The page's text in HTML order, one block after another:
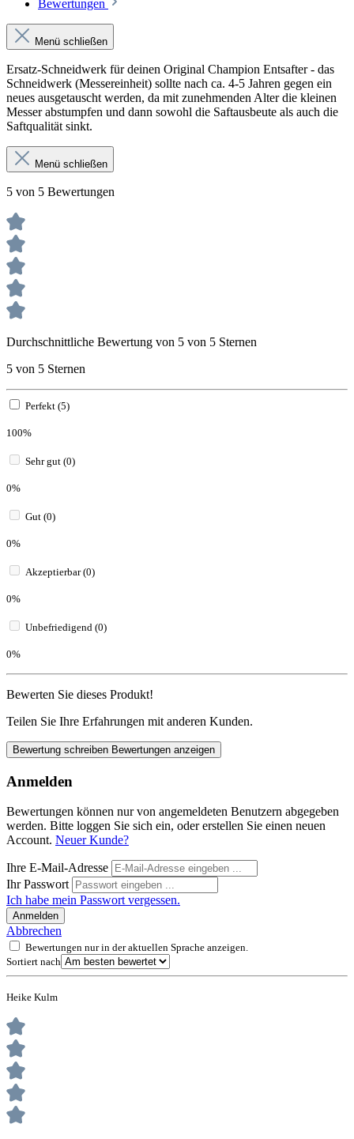
Bewertungen
Menü schließen
Ersatz-Schneidwerk für deinen Original Champion Entsafter - das
Schneidwerk (Messereinheit) sollte nach ca. 4-5 Jahren gegen ein
neues ausgetauscht werden, da mit zunehmenden Alter die kleinen
Messer abstumpfen und dann sowohl die Saftausbeute als auch die
Saftqualität sinkt.
Menü schließen
5 von 5 Bewertungen
Durchschnittliche Bewertung von 5 von 5 Sternen
5 von 5 Sternen
Perfekt (5)
100%
Sehr gut (0)
0%
Gut (0)
0%
Akzeptierbar (0)
0%
Unbefriedigend (0)
0%
Bewerten Sie dieses Produkt!
Teilen Sie Ihre Erfahrungen mit anderen Kunden.
Bewertung schreiben Bewertungen anzeigen
Anmelden
Bewertungen können nur von angemeldeten Benutzern abgegeben
werden. Bitte loggen Sie sich ein, oder erstellen Sie einen neuen
Account. Neuer Kunde?
Ihre E-Mail-Adresse
Ihr Passwort
Ich habe mein Passwort vergessen.
Anmelden
Abbrechen
Bewertungen nur in der aktuellen Sprache anzeigen.
Sortiert nach
Heike Kulm